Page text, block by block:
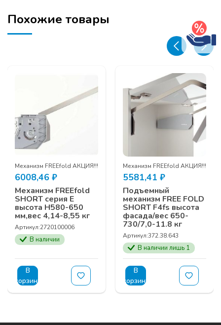
мм,вес
5,15-
9,87
Похожие товары
Механизм FREEfold АКЦИЯ!!!
6008,46 ₽
Механизм FREEfold
SHORT серия Е
высота Н580-650
мм,вес 4,14-8,55 кг
Артикул:2720100006
В наличии
В
корзину
Механизм FREEfold АКЦИЯ!!!
5581,41 ₽
Подъемный
механизм FREE FOLD
SHORT F4fs высота
фасада/вес 650-
730/7,0-11.8 кг
Артикул:372.38.643
В наличии лишь 1
В
корзину